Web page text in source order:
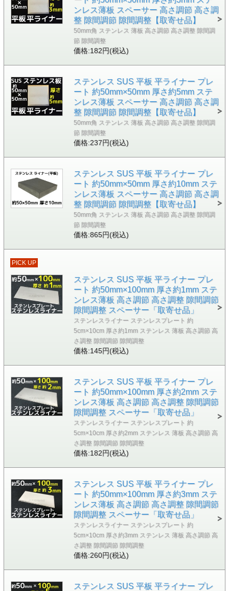
ンレス薄板 スペーサー 高さ調節 高さ調
整 隙間調節 隙間調整【取寄せ品】
50mm角 ステンレス 薄板 高さ調節 高さ調整 隙間調
節 隙間調整
価格:182円(税込)
ステンレス SUS 平板 平ライナー プレ
ート 約50mm×50mm 厚さ約5mm ステ
ンレス薄板 スペーサー 高さ調節 高さ調
整 隙間調節 隙間調整【取寄せ品】
50mm角 ステンレス 薄板 高さ調節 高さ調整 隙間調
節 隙間調整
価格:237円(税込)
ステンレス SUS 平板 平ライナー プレ
ート 約50mm×50mm 厚さ約10mm ステ
ンレス薄板 スペーサー 高さ調節 高さ調
整 隙間調節 隙間調整【取寄せ品】
50mm角 ステンレス 薄板 高さ調節 高さ調整 隙間調
節 隙間調整
価格:865円(税込)
PICK UP
ステンレス SUS 平板 平ライナー プレ
ート 約50mm×100mm 厚さ約1mm ステ
ンレス薄板 高さ調節 高さ調整 隙間調節
隙間調整 スペーサー「取寄せ品」
ステンレスライナー ステンレスプレート 約
5cm×10cm 厚さ約1mm ステンレス 薄板 高さ調節 高
さ調整 隙間調節 隙間調整
価格:145円(税込)
ステンレス SUS 平板 平ライナー プレ
ート 約50mm×100mm 厚さ約2mm ステ
ンレス薄板 高さ調節 高さ調整 隙間調節
隙間調整 スペーサー「取寄せ品」
ステンレスライナー ステンレスプレート 約
5cm×10cm 厚さ約2mm ステンレス 薄板 高さ調節 高
さ調整 隙間調節 隙間調整
価格:182円(税込)
ステンレス SUS 平板 平ライナー プレ
ート 約50mm×100mm 厚さ約3mm ステ
ンレス薄板 高さ調節 高さ調整 隙間調節
隙間調整 スペーサー「取寄せ品」
ステンレスライナー ステンレスプレート 約
5cm×10cm 厚さ約3mm ステンレス 薄板 高さ調節 高
さ調整 隙間調節 隙間調整
価格:260円(税込)
ステンレス SUS 平板 平ライナー プレ